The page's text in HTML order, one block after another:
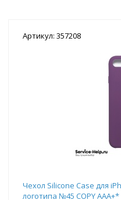
Артикул: 357208
Чехол Silicone Case для
логотипа №45 COPY AAA+*